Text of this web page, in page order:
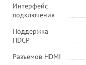
Интерфейс
подключения
Поддержка
HDCP
Разъемов HDMI